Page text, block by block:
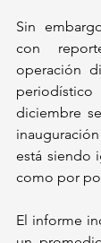
Sin
con
operación
diciembre
está siendo
como por
El informe